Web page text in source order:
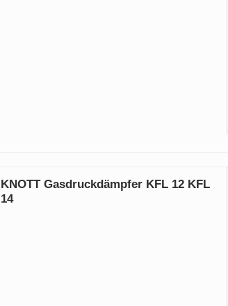
KNOTT Gasdruckdämpfer KFL 12 KFL
14